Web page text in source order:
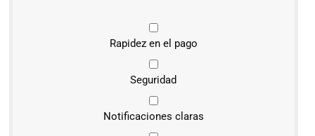
Rapidez en el pago
Seguridad
Notificaciones claras